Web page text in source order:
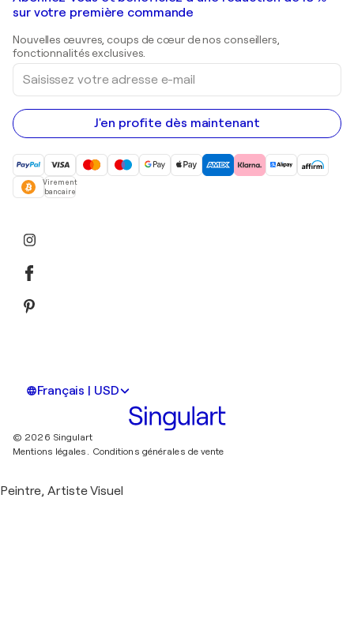
Shepard Fairey
Estampes
Peintures acryliques
Galeries d'art en Belgique
sur votre première commande
Nouvelles œuvres, coups de cœur de nos conseillers,
fonctionnalités exclusives.
Saisissez
votre
adresse
e-
mail
J'en profite dès maintenant
Virement
bancaire
Français | USD
© 2026 Singulart
Mentions légales. Conditions générales de vente
Peintre, Artiste Visuel